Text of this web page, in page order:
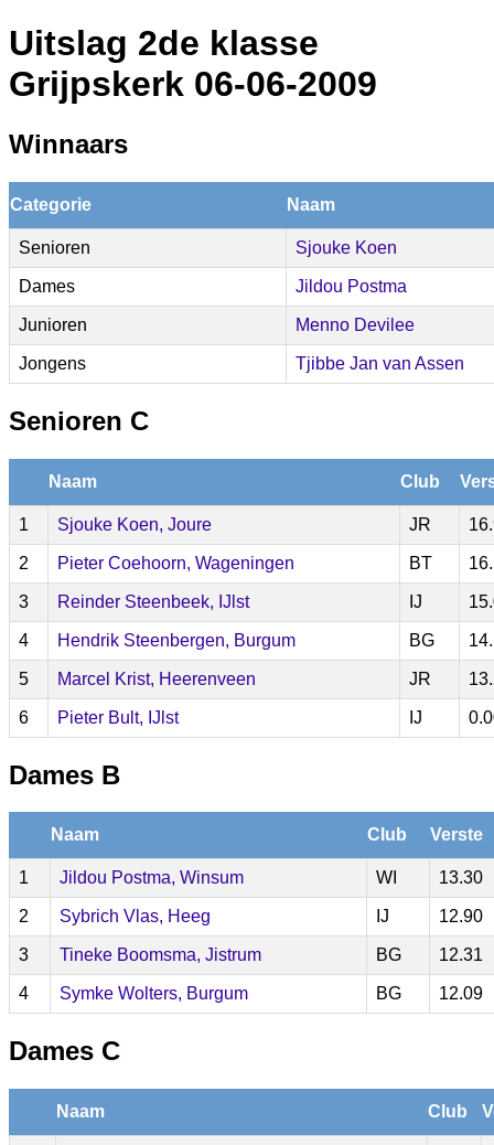
Uitslag 2de klasse
Grijpskerk 06-06-2009
Winnaars
Categorie Naam
Senioren Sjouke Koen
Dames Jildou Postma
Junioren Menno Devilee
Jongens Tjibbe Jan van Assen
Senioren C
Naam Club
1 Sjouke Koen, Joure JR
2 Pieter Coehoorn, Wageningen BT
3 Reinder Steenbeek, IJlst IJ
4 Hendrik Steenbergen, Burgum BG
5 Marcel Krist, Heerenveen JR
6 Pieter Bult, IJlst IJ
Dames B
Naam Club Verste
1 Jildou Postma, Winsum WI 13.30
2 Sybrich Vlas, Heeg IJ 12.90
3 Tineke Boomsma, Jistrum BG 12.31
4 Symke Wolters, Burgum BG 12.09
Dames C
Naam Club